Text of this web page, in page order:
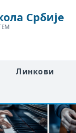
Србије
Линкови